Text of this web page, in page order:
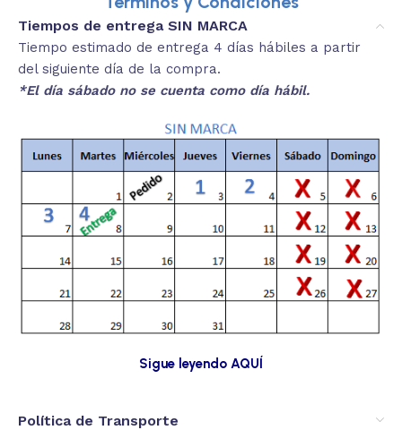
Tiempos de entrega SIN MARCA
Tiempo estimado de entrega 4 días hábiles a partir
del siguiente día de la compra.
*El día sábado no se cuenta como día hábil.
Sigue leyendo AQUÍ
Política de Transporte